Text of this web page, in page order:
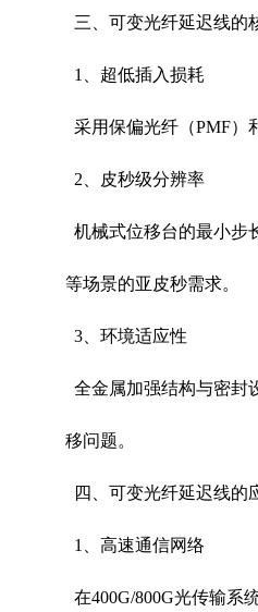
三、可变光纤延迟线的
1 、超低插入损耗
采用保偏光纤（PMF）
2 、皮秒级分辨率
机械式位移台的最小步
等场景的亚皮秒需求。
3、环境适应性
全金属加强结构与密封
移问题。
四、可变光纤延迟线的
1 、高速通信网络
在400G/800G光传输系